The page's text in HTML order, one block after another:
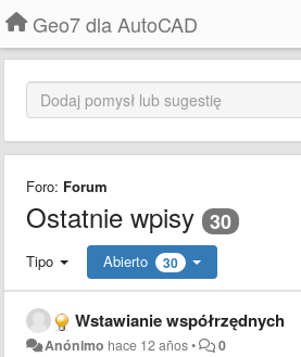
Geo7 dla AutoCAD
Foro: Forum
Ostatnie wpisy 30
Tipo Abierto 30
Wstawianie współrzędnych
Anónimo hace 12 años• 0